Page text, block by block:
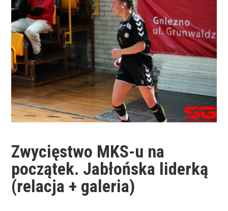
Zwycięstwo MKS-u na
początek. Jabłońska liderką
(relacja + galeria)